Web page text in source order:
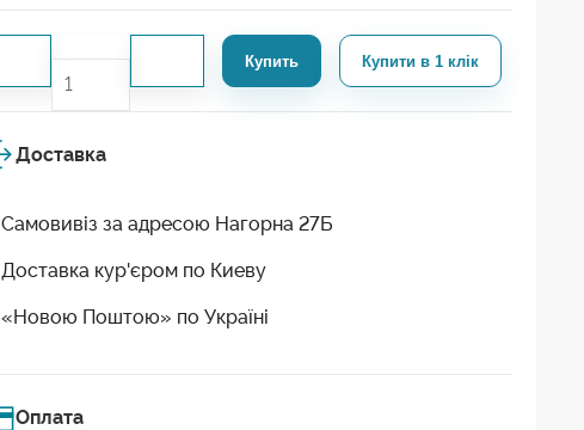
Купить Купити в 1 клік
Доставка
Самовивіз за адресою Нагорна 27Б
Доставка кур'єром по Киеву
«Новою Поштою» по Україні
Оплата